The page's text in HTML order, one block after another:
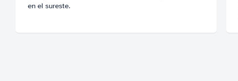
en el sureste.